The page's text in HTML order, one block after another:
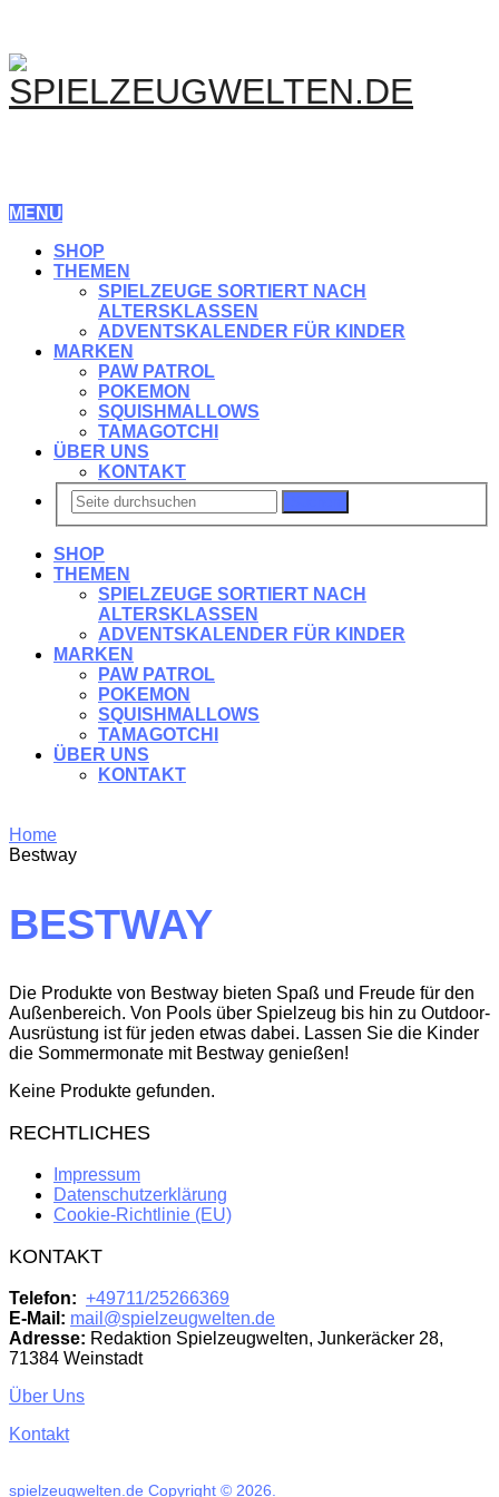
MENU
SHOP
THEMEN
SPIELZEUGE SORTIERT NACH
ALTERSKLASSEN
ADVENTSKALENDER FÜR KINDER
MARKEN
PAW PATROL
POKEMON
SQUISHMALLOWS
TAMAGOTCHI
ÜBER UNS
KONTAKT
SHOP
THEMEN
SPIELZEUGE SORTIERT NACH
ALTERSKLASSEN
ADVENTSKALENDER FÜR KINDER
MARKEN
PAW PATROL
POKEMON
SQUISHMALLOWS
TAMAGOTCHI
ÜBER UNS
KONTAKT
Home
Bestway
BESTWAY
Die Produkte von Bestway bieten Spaß und Freude für den
Außenbereich. Von Pools über Spielzeug bis hin zu Outdoor-
Ausrüstung ist für jeden etwas dabei. Lassen Sie die Kinder
die Sommermonate mit Bestway genießen!
Keine Produkte gefunden.
RECHTLICHES
Impressum
Datenschutzerklärung
Cookie-Richtlinie (EU)
KONTAKT
Telefon: +49711/25266369
E-Mail: mail@spielzeugwelten.de
Adresse: Redaktion Spielzeugwelten, Junkeräcker 28,
71384 Weinstadt
Über Uns
Kontakt
spielzeugwelten.de Copyright © 2026.